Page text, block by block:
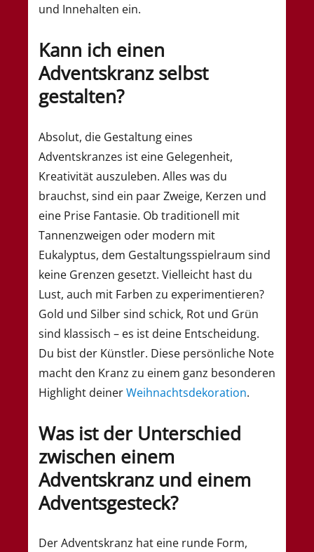
und Innehalten ein.
Kann ich einen
Adventskranz selbst
gestalten?
Absolut, die Gestaltung eines
Adventskranzes ist eine Gelegenheit,
Kreativität auszuleben. Alles was du
brauchst, sind ein paar Zweige, Kerzen und
eine Prise Fantasie. Ob traditionell mit
Tannenzweigen oder modern mit
Eukalyptus, dem Gestaltungsspielraum sind
keine Grenzen gesetzt. Vielleicht hast du
Lust, auch mit Farben zu experimentieren?
Gold und Silber sind schick, Rot und Grün
sind klassisch – es ist deine Entscheidung.
Du bist der Künstler. Diese persönliche Note
macht den Kranz zu einem ganz besonderen
Highlight deinerWeihnachtsdekoration.
Was ist der Unterschied
zwischen einem
Adventskranz und einem
Adventsgesteck?
Der Adventskranz hat eine runde Form,